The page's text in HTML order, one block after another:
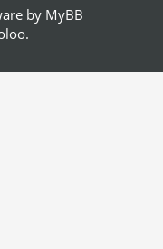
by MyBB
.